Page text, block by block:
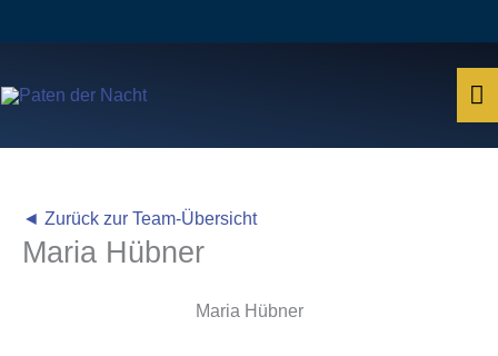
◄ Zurück zur Team-Übersicht
Maria Hübner
Maria Hübner